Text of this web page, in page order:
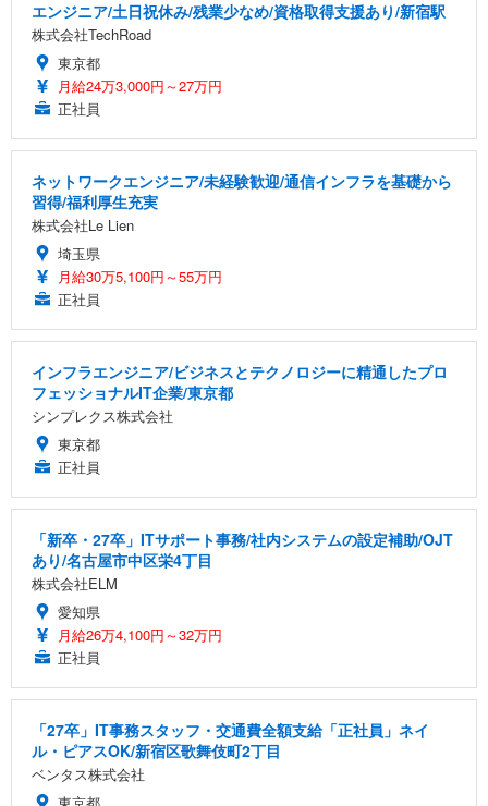
エンジニア/土日祝休み/残業少なめ/資格取得支援あり/新宿駅
株式会社TechRoad
東京都
月給24万3,000円～27万円
正社員
ネットワークエンジニア/未経験歓迎/通信インフラを基礎から
習得/福利厚生充実
株式会社Le Lien
埼玉県
月給30万5,100円～55万円
正社員
インフラエンジニア/ビジネスとテクノロジーに精通したプロ
フェッショナルIT企業/東京都
シンプレクス株式会社
東京都
正社員
「新卒・27卒」ITサポート事務/社内システムの設定補助/OJT
あり/名古屋市中区栄4丁目
株式会社ELM
愛知県
月給26万4,100円～32万円
正社員
「27卒」IT事務スタッフ・交通費全額支給「正社員」ネイ
ル・ピアスOK/新宿区歌舞伎町2丁目
ベンタス株式会社